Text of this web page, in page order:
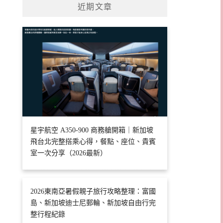
近期文章
星宇航空 A350-900 商務艙開箱｜新加坡
飛台北完整搭乘心得，餐點、座位、貴賓
室一次分享（2026最新）
2026東南亞暑假親子旅行攻略整理：富國
島、新加坡迪士尼郵輪、新加坡自由行完
整行程紀錄